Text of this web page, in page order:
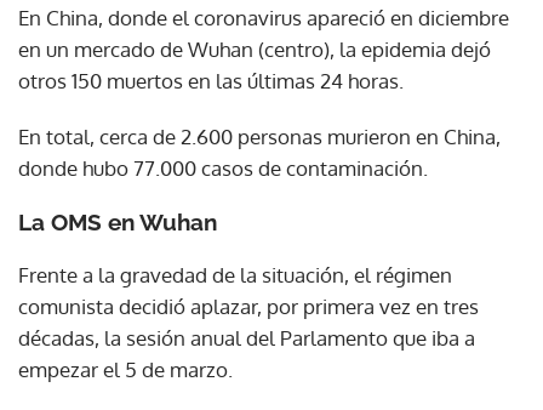
En China, donde el coronavirus apareció en diciembre
en un mercado de Wuhan (centro), la epidemia dejó
otros 150 muertos en las últimas 24 horas.
En total, cerca de 2.600 personas murieron en China,
donde hubo 77.000 casos de contaminación.
La OMS en Wuhan
Frente a la gravedad de la situación, el régimen
comunista decidió aplazar, por primera vez en tres
décadas, la sesión anual del Parlamento que iba a
empezar el 5 de marzo.